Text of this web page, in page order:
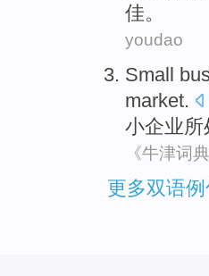
佳。
youdao
Small
market.
小企业所
《牛津词典
更多双语例